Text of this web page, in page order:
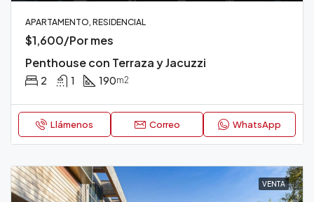
APARTAMENTO, RESIDENCIAL
$1,600/Por mes
Penthouse con Terraza y Jacuzzi
2 1 190m2
Llámenos Correo WhatsApp
VENTA